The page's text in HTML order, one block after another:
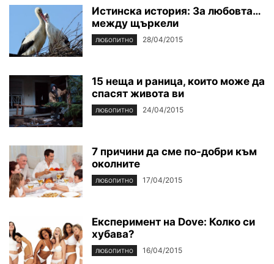
Истинска история: За любовта…
между щъркели
ЛЮБОПИТНО 28/04/2015
15 неща и раница, които може да
спасят живота ви
ЛЮБОПИТНО 24/04/2015
7 причини да сме по-добри към
околните
ЛЮБОПИТНО 17/04/2015
Експеримент на Dove: Колко си
хубава?
ЛЮБОПИТНО 16/04/2015